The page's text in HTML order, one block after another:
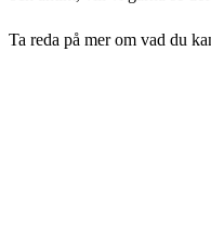
Ta reda på mer om vad du